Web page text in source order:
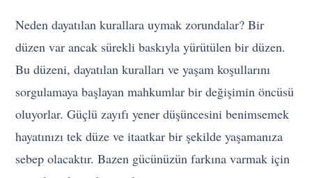
Neden dayatılan kurallara uymak zorundalar? Bir
düzen var ancak sürekli baskıyla yürütülen bir düzen.
Bu düzeni, dayatılan kuralları ve yaşam koşullarını
sorgulamaya başlayan mahkumlar bir değişimin öncüsü
oluyorlar. Güçlü zayıfı yener düşüncesini benimsemek
hayatınızı tek düze ve itaatkar bir şekilde yaşamanıza
sebep olacaktır. Bazen gücünüzün farkına varmak için